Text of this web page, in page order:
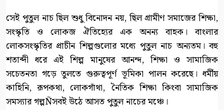
সেই পুতুল নাচ ছিল শুধু বিনোদন নয়, ছিল গ্রামীণ সমাজের শিক্ষা,
সংস্কৃতি ও লোকজ ঐতিহ্যের এক অনন্য বাহক। বাংলার
লোকসংস্কৃতির প্রাচীন শিল্পগুলোর মধ্যে পুতুল নাচ অন্যতম। বহু
শতাব্দী ধরে এই শিল্প মানুষের আনন্দ, শিক্ষা ও সামাজিক
সচেতনতা গড়ে তুলতে গুরুত্বপূর্ণ ভূমিকা পালন করেছে। ধর্মীয়
কাহিনি, রূপকথা, লোকগাঁথা, নৈতিক শিক্ষা কিংবা সামাজিক
সমস্যার গল্পÑসবই উঠে আসত পুতুল নাচের মঞ্চে।